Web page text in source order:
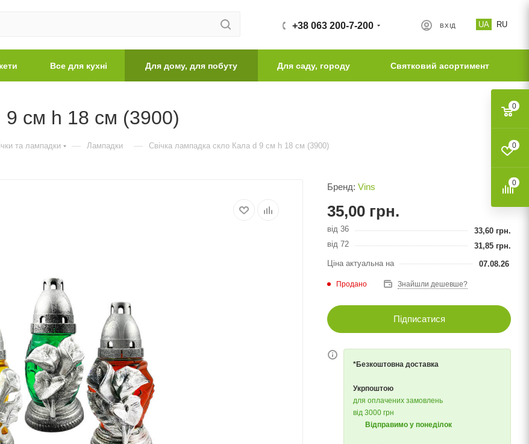
UA RU
ВХІД
+38 063 200-7-200
Все для кухні Для дому, для побуту Для саду, городу Святковий асортимент
9 см h 18 см (3900)
та лампадки — Лампадки — Свічка лампадка скло Кала d 9 см h 18 см (3900)
Бренд: Vins
35,00 грн.
від 36 33,60 грн.
від 72
31,85 грн.
Ціна актуальна на
07.08.26
Продано Знайшли дешевше?
Підписатися
*Безкоштовна доставка
Укрпоштою
для оплачених замовлень
від 3000 грн
Відправимо у понеділок
0
0
0